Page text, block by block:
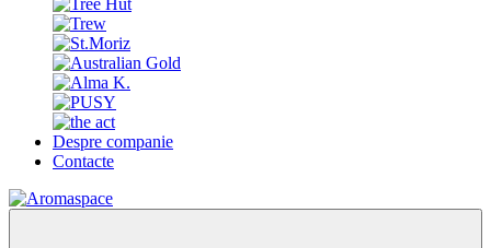
Despre companie
Contacte